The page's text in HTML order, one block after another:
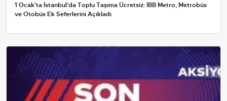
1 Ocak'ta İstanbul'da Toplu Taşıma Ücretsiz: İBB Metro, Metrobüs
ve Otobüs Ek Seferlerini Açıkladı